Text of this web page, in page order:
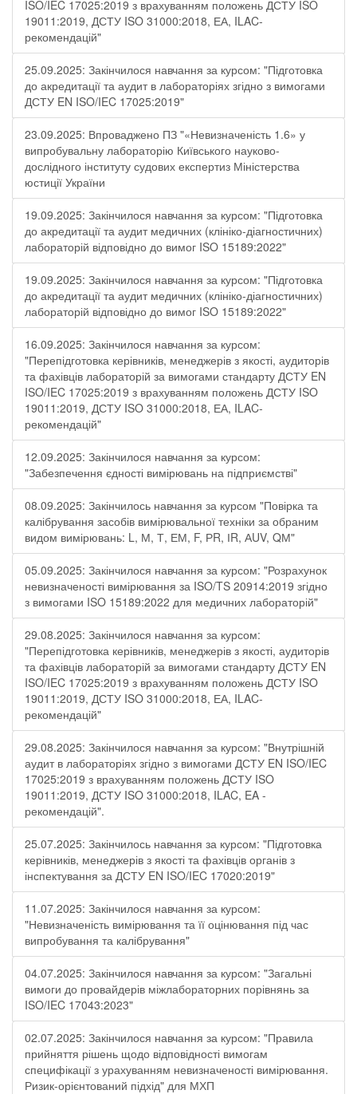
ISO/IEC 17025:2019 з врахуванням положень ДСТУ ISO
19011:2019, ДСТУ ISO 31000:2018, ЕА, ILAC-
рекомендацій"
25.09.2025: Закінчилося навчання за курсом: "Підготовка
до акредитації та аудит в лабораторіях згідно з вимогами
ДСТУ EN ISO/IEC 17025:2019"
23.09.2025: Впроваджено ПЗ "«Невизначеність 1.6» у
випробувальну лабораторію Київського науково-
дослідного інституту судових експертиз Міністерства
юстиції України
19.09.2025: Закінчилося навчання за курсом: "Підготовка
до акредитації та аудит медичних (клініко-діагностичних)
лабораторій відповідно до вимог ISO 15189:2022"
19.09.2025: Закінчилося навчання за курсом: "Підготовка
до акредитації та аудит медичних (клініко-діагностичних)
лабораторій відповідно до вимог ISO 15189:2022"
16.09.2025: Закінчилося навчання за курсом:
"Перепідготовка керівників, менеджерів з якості, аудиторів
та фахівців лабораторій за вимогами стандарту ДСТУ EN
ISO/IEC 17025:2019 з врахуванням положень ДСТУ ISO
19011:2019, ДСТУ ISO 31000:2018, ЕА, ILAC-
рекомендацій"
12.09.2025: Закінчилося навчання за курсом:
"Забезпечення єдності вимірювань на підприємстві"
08.09.2025: Закінчилось навчання за курсом "Повірка та
калібрування засобів вимірювальної техніки за обраним
видом вимірювань: L, М, Т, ЕМ, F, РR, ІR, АUV, QМ"
05.09.2025: Закінчилося навчання за курсом: "Розрахунок
невизначеності вимірювання за ISO/TS 20914:2019 згідно
з вимогами ISO 15189:2022 для медичних лабораторій"
29.08.2025: Закінчилося навчання за курсом:
"Перепідготовка керівників, менеджерів з якості, аудиторів
та фахівців лабораторій за вимогами стандарту ДСТУ EN
ISO/IEC 17025:2019 з врахуванням положень ДСТУ ISO
19011:2019, ДСТУ ISO 31000:2018, ЕА, ILAC-
рекомендацій"
29.08.2025: Закінчилося навчання за курсом: "Внутрішній
аудит в лабораторіях згідно з вимогами ДСТУ EN ISO/IEC
17025:2019 з врахуванням положень ДСТУ ISO
19011:2019, ДСТУ ISO 31000:2018, ILAC, EA -
рекомендацій".
25.07.2025: Закінчилось навчання за курсом: "Підготовка
керівників, менеджерів з якості та фахівців органів з
інспектування за ДСТУ EN ISO/IEC 17020:2019"
11.07.2025: Закінчилося навчання за курсом:
"Невизначеність вимірювання та її оцінювання під час
випробування та калібрування"
04.07.2025: Закінчилося навчання за курсом: "Загальні
вимоги до провайдерів міжлабораторних порівнянь за
ISO/IEC 17043:2023"
02.07.2025: Закінчилося навчання за курсом: "Правила
прийняття рішень щодо відповідності вимогам
специфікації з урахуванням невизначеності вимірювання.
Ризик-орієнтований підхід" для МХП